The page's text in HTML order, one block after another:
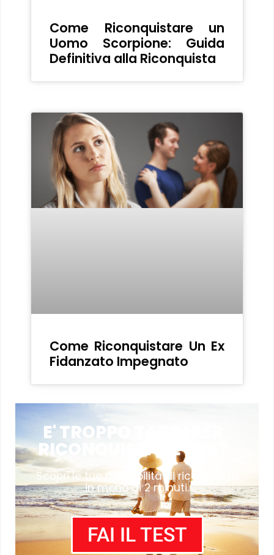
Come Riconquistare un
Uomo Scorpione: Guida
Definitiva alla Riconquista
Come Riconquistare Un Ex
Fidanzato Impegnato
E' TROPPO TARDI PER
RICONQUISTARE L'EX?
Scopri le tue probabilità di riconquista
in meno di 2 minuti.
FAI IL TEST